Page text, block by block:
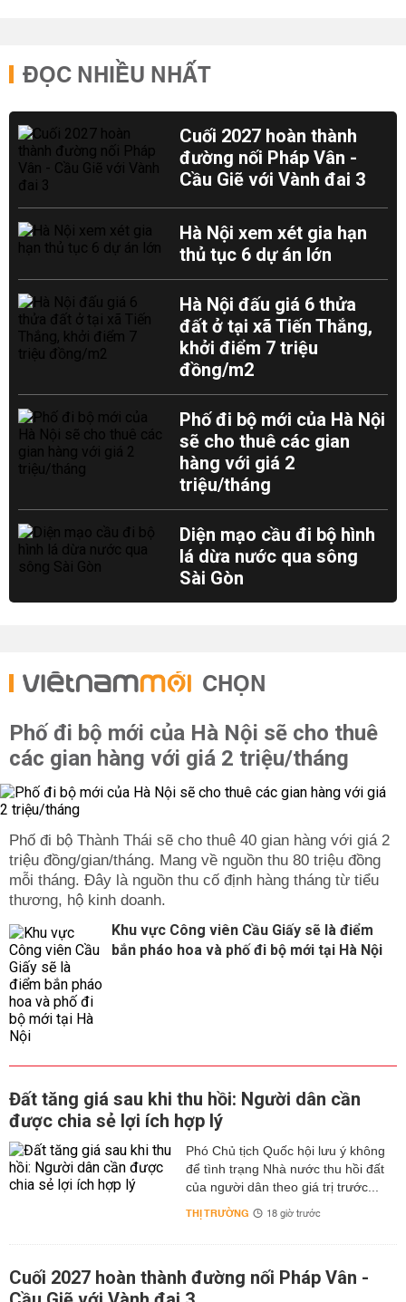
ĐỌC NHIỀU NHẤT
Cuối 2027 hoàn thành
đường nối Pháp Vân -
Cầu Giẽ với Vành đai 3
Hà Nội xem xét gia hạn
thủ tục 6 dự án lớn
Hà Nội đấu giá 6 thửa
đất ở tại xã Tiến Thắng,
khởi điểm 7 triệu
đồng/m2
Phố đi bộ mới của Hà Nội
sẽ cho thuê các gian
hàng với giá 2
triệu/tháng
Diện mạo cầu đi bộ hình
lá dừa nước qua sông
Sài Gòn
CHỌN
Phố đi bộ mới của Hà Nội sẽ cho thuê
các gian hàng với giá 2 triệu/tháng
Phố đi bộ Thành Thái sẽ cho thuê 40 gian hàng với giá 2
triệu đồng/gian/tháng. Mang về nguồn thu 80 triệu đồng
mỗi tháng. Đây là nguồn thu cố định hàng tháng từ tiểu
thương, hộ kinh doanh.
Khu vực Công viên Cầu Giấy sẽ là điểm
bắn pháo hoa và phố đi bộ mới tại Hà Nội
Đất tăng giá sau khi thu hồi: Người dân cần
được chia sẻ lợi ích hợp lý
Phó Chủ tịch Quốc hội lưu ý không
để tình trạng Nhà nước thu hồi đất
của người dân theo giá trị trước...
THỊ TRƯỜNG 18 giờ trước
Cuối 2027 hoàn thành đường nối Pháp Vân -